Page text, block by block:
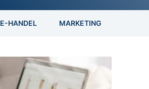
E-HANDEL MARKETING